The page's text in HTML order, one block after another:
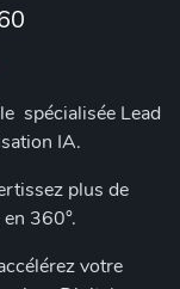
spécialisée Lead
IA.
plus de
360°.
votre